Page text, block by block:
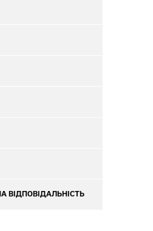
ВІДПОВІДАЛЬНІСТЬ